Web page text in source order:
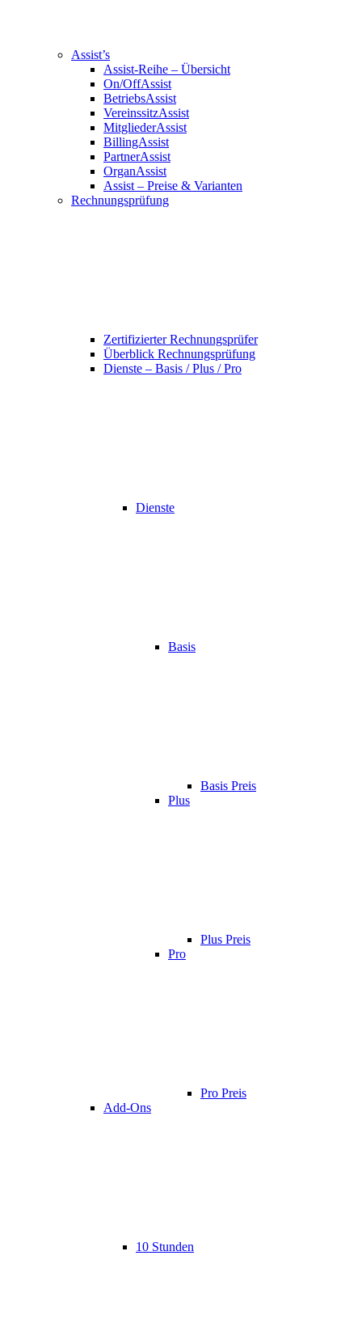
Assist’s
Assist-Reihe – Übersicht
On/OffAssist
BetriebsAssist
VereinssitzAssist
MitgliederAssist
BillingAssist
PartnerAssist
OrganAssist
Assist – Preise & Varianten
Rechnungsprüfung
Zertifizierter Rechnungsprüfer
Überblick Rechnungsprüfung
Dienste – Basis / Plus / Pro
Dienste
Basis
Basis Preis
Plus
Plus Preis
Pro
Pro Preis
Add-Ons
10 Stunden